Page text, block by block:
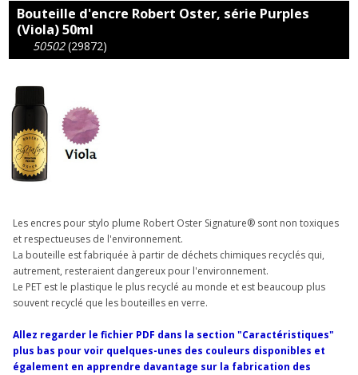
Bouteille d'encre Robert Oster, série Purples
(Viola) 50ml
50502 (29872)
Les encres pour stylo plume Robert Oster Signature® sont non toxiques
et respectueuses de l'environnement.
La bouteille est fabriquée à partir de déchets chimiques recyclés qui,
autrement, resteraient dangereux pour l'environnement.
Le PET est le plastique le plus recyclé au monde et est beaucoup plus
souvent recyclé que les bouteilles en verre.
Allez regarder le fichier PDF dans la section "Caractéristiques"
plus bas pour voir quelques-unes des couleurs disponibles et
également en apprendre davantage sur la fabrication des